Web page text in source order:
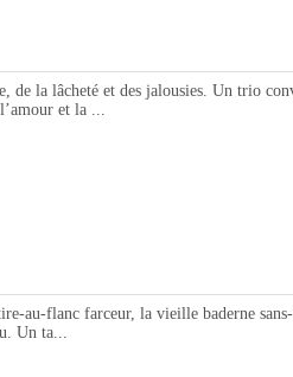
la lâcheté et des jalousies. Un trio
et la ...
au-flanc farceur, la vieille baderne
Un ta...